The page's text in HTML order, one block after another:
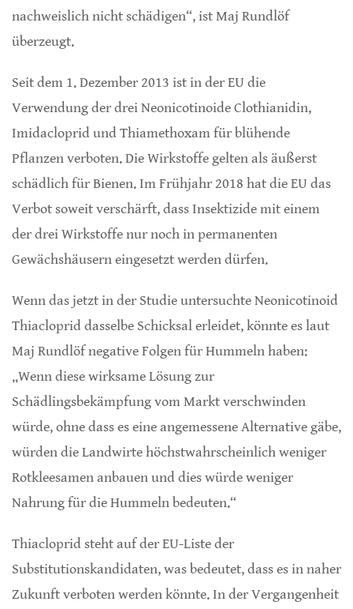
nachweislich nicht schädigen“, ist Maj Rundlöf
überzeugt.
Seit dem 1. Dezember 2013 ist in der EU die
Verwendung der drei Neonicotinoide Clothianidin,
Imidacloprid und Thiamethoxam für blühende
Pflanzen verboten. Die Wirkstoffe gelten als äußerst
schädlich für Bienen. Im Frühjahr 2018 hat die EU das
Verbot soweit verschärft, dass Insektizide mit einem
der drei Wirkstoffe nur noch in permanenten
Gewächshäusern eingesetzt werden dürfen.
Wenn das jetzt in der Studie untersuchte Neonicotinoid
Thiacloprid dasselbe Schicksal erleidet, könnte es laut
Maj Rundlöf negative Folgen für Hummeln haben:
„Wenn diese wirksame Lösung zur
Schädlingsbekämpfung vom Markt verschwinden
würde, ohne dass es eine angemessene Alternative gäbe,
würden die Landwirte höchstwahrscheinlich weniger
Rotkleesamen anbauen und dies würde weniger
Nahrung für die Hummeln bedeuten.“
Thiacloprid steht auf der EU-Liste der
Substitutionskandidaten, was bedeutet, dass es in naher
Zukunft verboten werden könnte. In der Vergangenheit